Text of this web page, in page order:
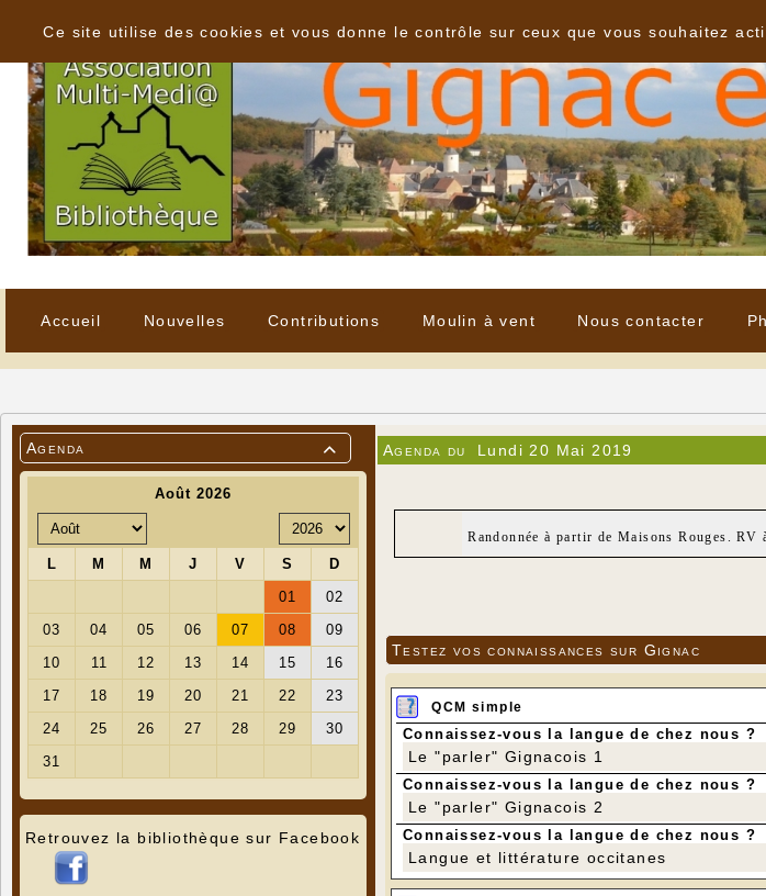
Accueil Nouvelles Contributions Moulin à vent Nous contacter

Agenda
Retrouvez la bibliothèque sur Facebook
Agenda du Lundi 20 Mai 2019
Randonnée à partir de Maisons Rouges.
Testez vos connaissances sur Gignac
QCM simple
Connaissez-vous la langue de chez nous ?
Le "parler" Gignacois 1
Connaissez-vous la langue de chez nous ?
Le "parler" Gignacois 2
Connaissez-vous la langue de chez nous ?
Langue et littérature occitanes
Ce site utilise des cookies et vous donne le contrôle sur ceux que vous souhaitez